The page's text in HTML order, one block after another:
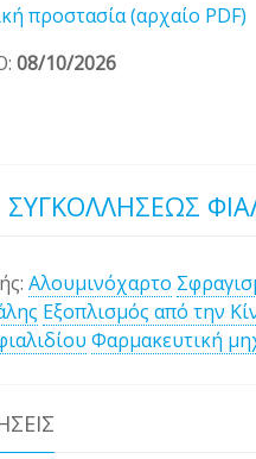
προστασία (αρχαίο PDF)
08/10/2026
Αλουμινόχαρτο
Εξοπλισμός από την
Φαρμακευτική